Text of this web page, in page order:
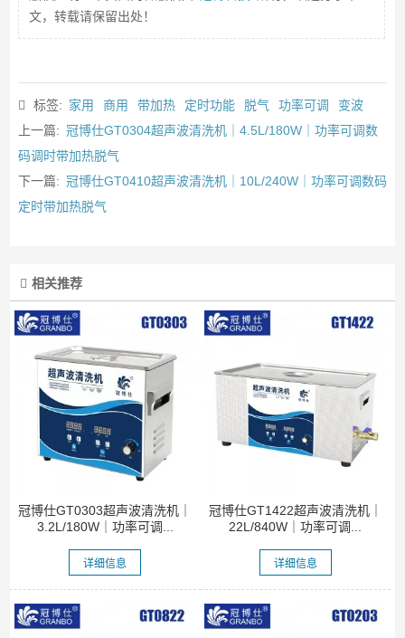
文，转载请保留出处！
标签: 家用 商用 带加热 定时功能 脱气 功率可调
变波
上一篇: 冠博仕GT0304超声波清洗机｜4.5L/180W｜功率可调数
码调时带加热脱气
下一篇: 冠博仕GT0410超声波清洗机｜10L/240W｜功率可调数码
定时带加热脱气
相关推荐
冠博仕GT0303超声波清洗机｜
3.2L/180W｜功率可调...
详细信息
冠博仕GT1422超声波清洗机｜
22L/840W｜功率可调...
详细信息